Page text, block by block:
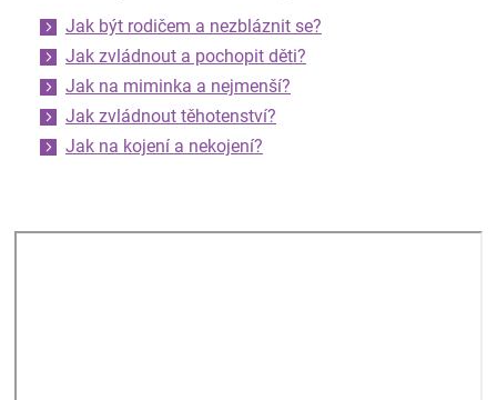
Jak být rodičem a nezbláznit se?
Jak zvládnout a pochopit děti?
Jak na miminka a nejmenší?
Jak zvládnout těhotenství?
Jak na kojení a nekojení?